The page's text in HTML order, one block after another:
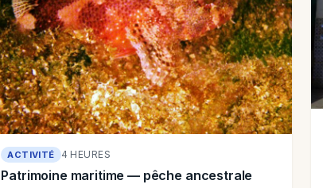
ACTIVITÉ 4 HEURES
Patrimoine maritime — pêche ancestrale